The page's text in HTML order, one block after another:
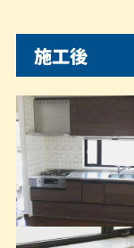
施工後